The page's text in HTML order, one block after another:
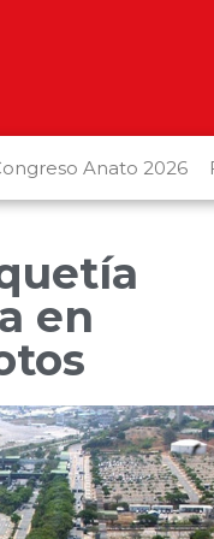
Anato 2026
en